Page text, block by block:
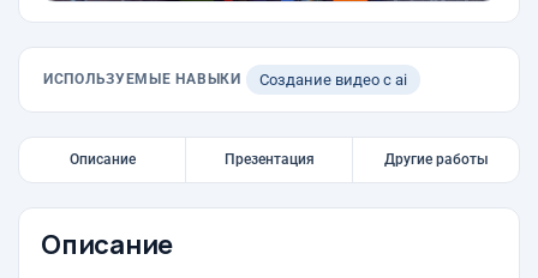
ИСПОЛЬЗУЕМЫЕ НАВЫКИ Создание видео с ai
Описание Презентация Другие работы
Описание